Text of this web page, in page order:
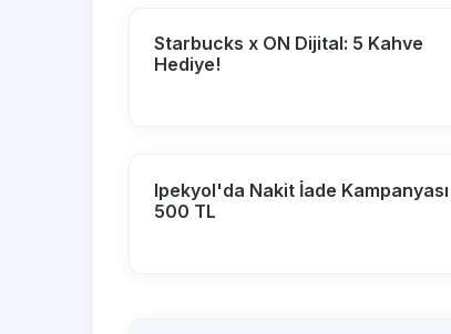
Starbucks x ON Dijital: 5 Kahve
Hediye!
Ipekyol'da Nakit İade Kampanyası |
500 TL